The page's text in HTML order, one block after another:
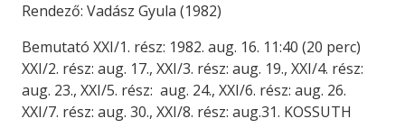
Rendező: Vadász Gyula (1982)
Bemutató XXI/1. rész: 1982. aug. 16. 11:40 (20 perc)
XXI/2. rész: aug. 17., XXI/3. rész: aug. 19., XXI/4. rész:
aug. 23., XXI/5. rész: aug. 24., XXI/6. rész: aug. 26.
XXI/7. rész: aug. 30., XXI/8. rész: aug.31. KOSSUTH